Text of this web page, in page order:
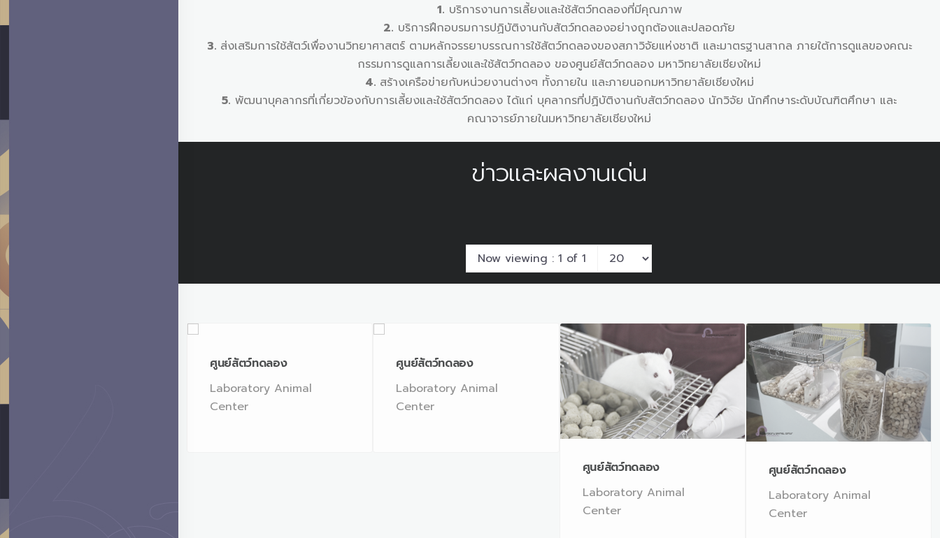
1. บริการงานการเลี้ยงและใช้สัตว์ทดลองที่มีคุณภาพ
2. บริการฝึกอบรมการปฏิบัติงานกับสัตว์ทดลองอย่างถูกต้องและปลอดภัย
3. ส่งเสริมการใช้สัตว์เพื่องานวิทยาศาสตร์ ตามหลักจรรยาบรรณการใช้สัตว์ทดลองของสภาวิจัยแห่งชาติ และมาตรฐานสากล ภายใต้การดูแลของคณะ
กรรมการดูแลการเลี้ยงและใช้สัตว์ทดลอง ของศูนย์สัตว์ทดลอง มหาวิทยาลัยเชียงใหม่
4. สร้างเครือข่ายกับหน่วยงานต่างๆ ทั้งภายใน และภายนอกมหาวิทยาลัยเชียงใหม่
5. พัฒนาบุคลากรที่เกี่ยวข้องกับการเลี้ยงและใช้สัตว์ทดลอง ได้แก่ บุคลากรที่ปฏิบัติงานกับสัตว์ทดลอง นักวิจัย นักศึกษาระดับบัณฑิตศึกษา และ
คณาจารย์ภายในมหาวิทยาลัยเชียงใหม่
ข่าวและผลงานเด่น
Now viewing : 1 of 1
ศูนย์สัตว์ทดลอง
Laboratory Animal
Center
ศูนย์สัตว์ทดลอง
Laboratory Animal
Center
ศูนย์สัตว์ทดลอง
Laboratory Animal
Center
ศูนย์สัตว์ทดลอง
Laboratory Animal
Center